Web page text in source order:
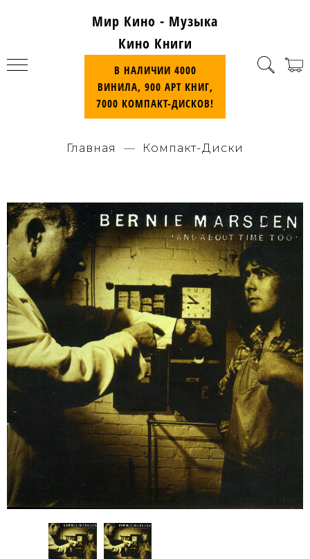
Мир Кино - Музыка
Кино Книги
В НАЛИЧИИ 4000
ВИНИЛА, 900 АРТ КНИГ,
7000 КОМПАКТ-ДИСКОВ!
Главная Компакт-Диски